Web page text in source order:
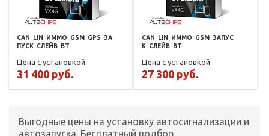
CAN LIN ИММО GSM GPS ЗА
ПУСК СЛЕЙВ BT
Цена с установкой
31 400 руб.
CAN LIN ИММО GSM ЗАПУС
К СЛЕЙВ BT
Цена с установкой
27 300 руб.
Выгодные цены на установку автосигнализации и
автозапуска. Бесплатный подбор